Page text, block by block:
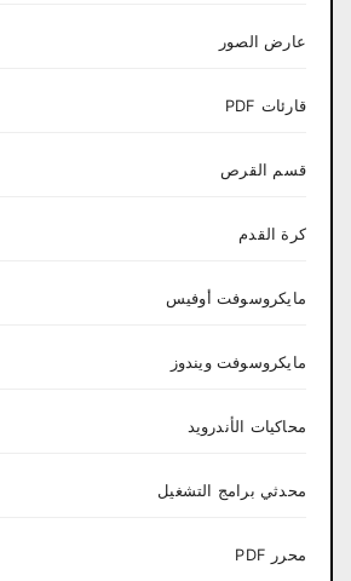
عارض الصور
قارئات PDF
قسم القرص
كرة القدم
مايكروسوفت أوفيس
مايكروسوفت ويندوز
محاكيات الأندرويد
محدثي برامج التشغيل
محرر PDF